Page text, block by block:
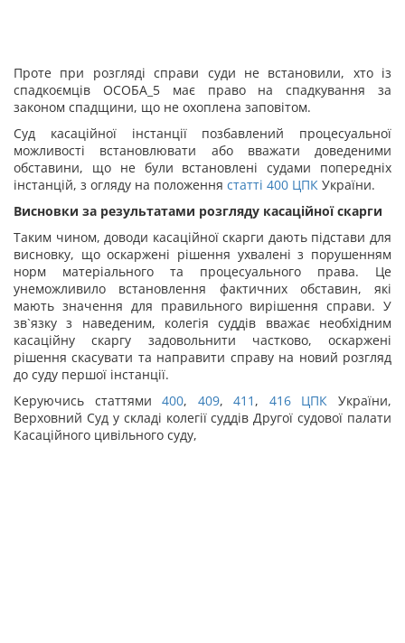
Проте при розгляді справи суди не встановили, хто із
спадкоємців ОСОБА_5 має право на спадкування за
законом спадщини, що не охоплена заповітом.
Суд касаційної інстанції позбавлений процесуальної
можливості встановлювати або вважати доведеними
обставини, що не були встановлені судами попередніх
інстанцій, з огляду на положення статті 400 ЦПК України.
Висновки за результатами розгляду касаційної скарги
Таким чином, доводи касаційної скарги дають підстави для
висновку, що оскаржені рішення ухвалені з порушенням
норм матеріального та процесуального права. Це
унеможливило встановлення фактичних обставин, які
мають значення для правильного вирішення справи. У
зв`язку з наведеним, колегія суддів вважає необхідним
касаційну скаргу задовольнити частково, оскаржені
рішення скасувати та направити справу на новий розгляд
до суду першої інстанції.
Керуючись статтями400, 409,411 , 416 ЦПК України,
Верховний Суд у складі колегії суддів Другої судової палати
Касаційного цивільного суду,